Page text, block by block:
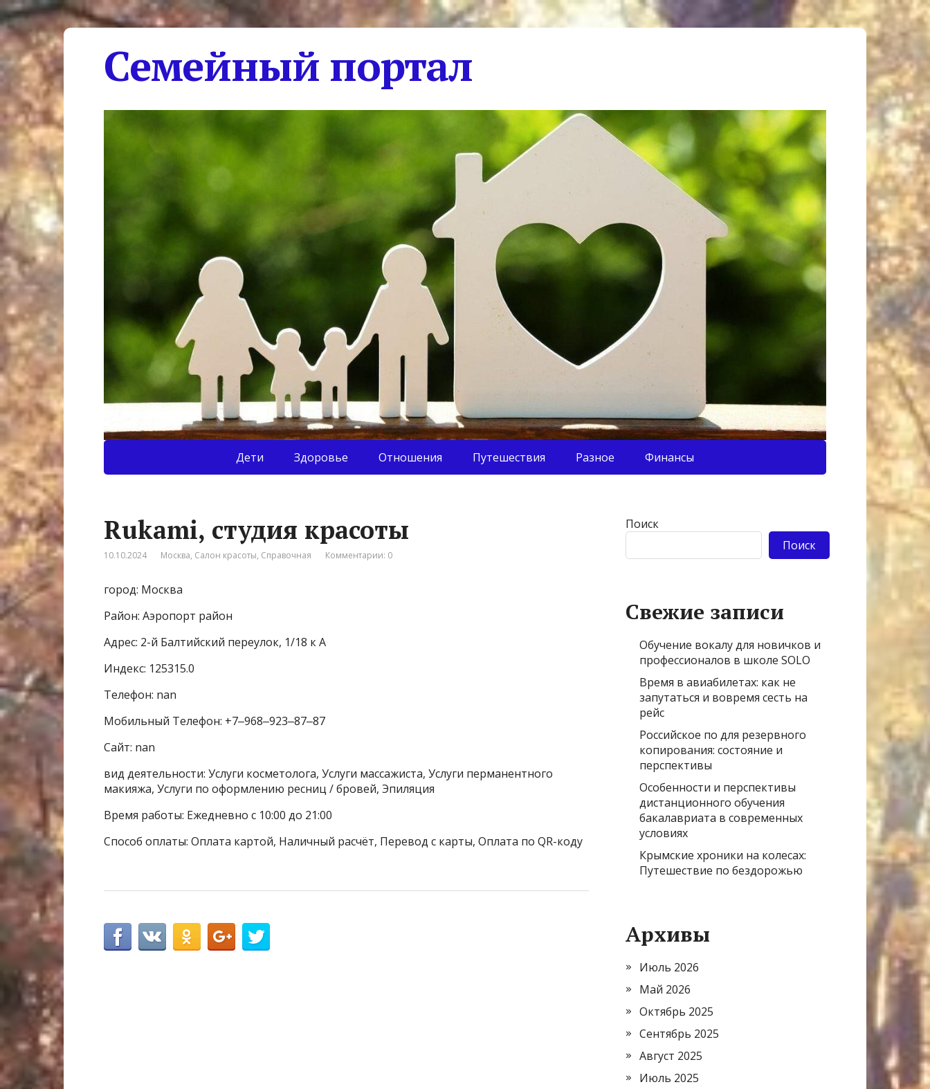
Семейный портал
Дети Здоровье Отношения Путешествия Разное Финансы
Rukami, студия красоты
10.10.2024 Москва, Салон красоты, Справочная Комментарии: 0
город: Москва
Район: Аэропорт район
Адрес: 2-й Балтийский переулок, 1/18 к А
Индекс: 125315.0
Телефон: nan
Мобильный Телефон: +7‒968‒923‒87‒87
Сайт: nan
вид деятельности: Услуги косметолога, Услуги массажиста, Услуги перманентного
макияжа, Услуги по оформлению ресниц / бровей, Эпиляция
Время работы: Ежедневно с 10:00 до 21:00
Способ оплаты: Оплата картой, Наличный расчёт, Перевод с карты, Оплата по QR-коду
Поиск
Поиск
Свежие записи
Обучение вокалу для новичков и
профессионалов в школе SOLO
Время в авиабилетах: как не
запутаться и вовремя сесть на
рейс
Российское по для резервного
копирования: состояние и
перспективы
Особенности и перспективы
дистанционного обучения
бакалавриата в современных
условиях
Крымские хроники на колесах:
Путешествие по бездорожью
Архивы
Июль 2026
Май 2026
Октябрь 2025
Сентябрь 2025
Август 2025
Июль 2025